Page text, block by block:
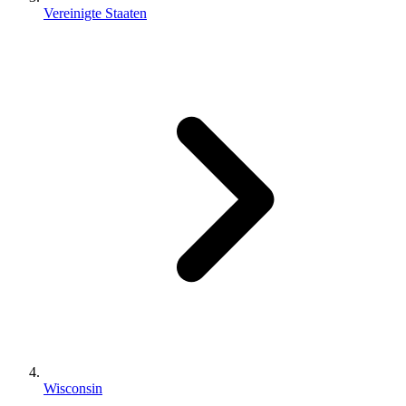
Vereinigte Staaten
Wisconsin